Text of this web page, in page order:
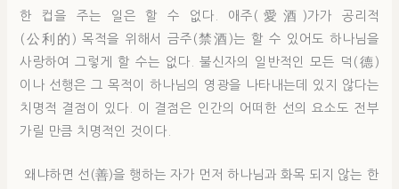
한 컵을 주는 일은 할 수 없다. 애주(愛酒)가가 공리적
(公利的) 목적을 위해서 금주(禁酒)는 할 수 있어도 하나님을
사랑하여 그렇게 할 수는 없다. 불신자의 일반적인 모든 덕(德)
이나 선행은 그 목적이 하나님의 영광을 나타내는데 있지 않다는
치명적 결점이 있다. 이 결점은 인간의 어떠한 선의 요소도 전부
가릴 만큼 치명적인 것이다.
왜냐하면 선(善)을 행하는 자가 먼저 하나님과 화목 되지 않는 한